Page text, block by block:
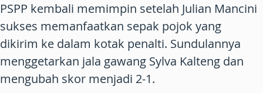
PSPP kembali memimpin setelah Julian Mancini
sukses memanfaatkan sepak pojok yang
dikirim ke dalam kotak penalti. Sundulannya
menggetarkan jala gawang Sylva Kalteng dan
mengubah skor menjadi 2-1.